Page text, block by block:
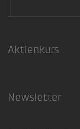
Aktienkurs
Newsletter